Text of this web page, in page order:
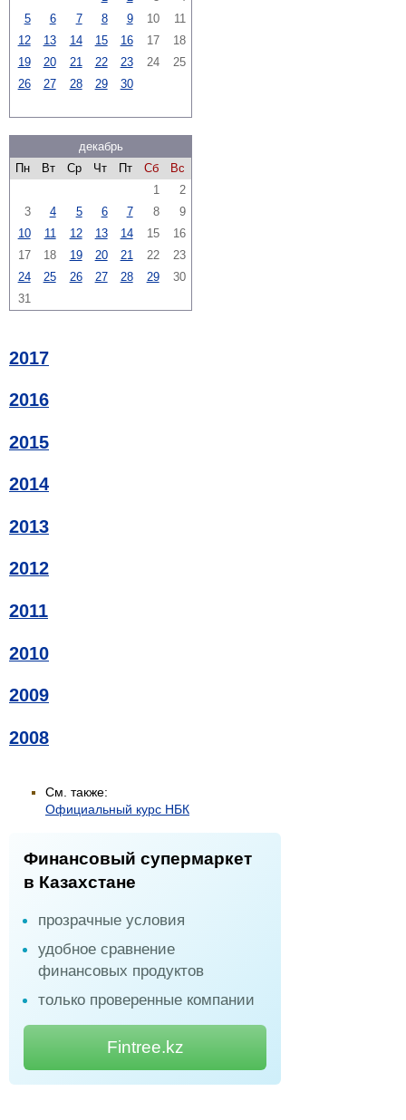
5
6 7 8 9 10
11
12
13 14 15 16 17
18
19
20 21 22 23 24
25
26
27 28 29 30
декабрь
Пн
Вт Ср Чт Пт Сб
Вс
1
2
3
4 5 6 7 8
9
10
11 12 13 14 15
16
17
18 19 20 21 22
23
24
25 26 27 28 29
30
31
2017
2016
2015
2014
2013
2012
2011
2010
2009
2008
См. также:
Официальный курс НБК
Финансовый супермаркет
в Казахстане
прозрачные условия
удобное сравнение
финансовых продуктов
только проверенные компании
Fintree.kz